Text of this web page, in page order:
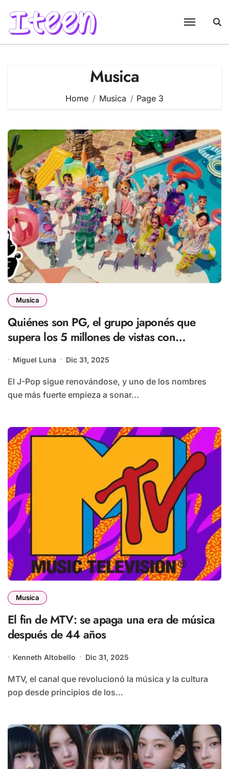
content
Musica
Home Musica Page 3
Musica
Quiénes son PG, el grupo japonés que
supera los 5 millones de vistas con
Miguel Luna Dic 31, 2025
El J-Pop sigue renovándose, y uno de los nombres
que más fuerte empieza a sonar...
Musica
El fin de MTV: se apaga una era de música
después de 44 años
Kenneth Altobello Dic 31, 2025
MTV, el canal que revolucionó la música y la cultura
pop desde principios de los...